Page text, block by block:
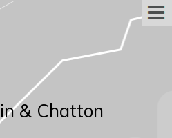
& Chatton